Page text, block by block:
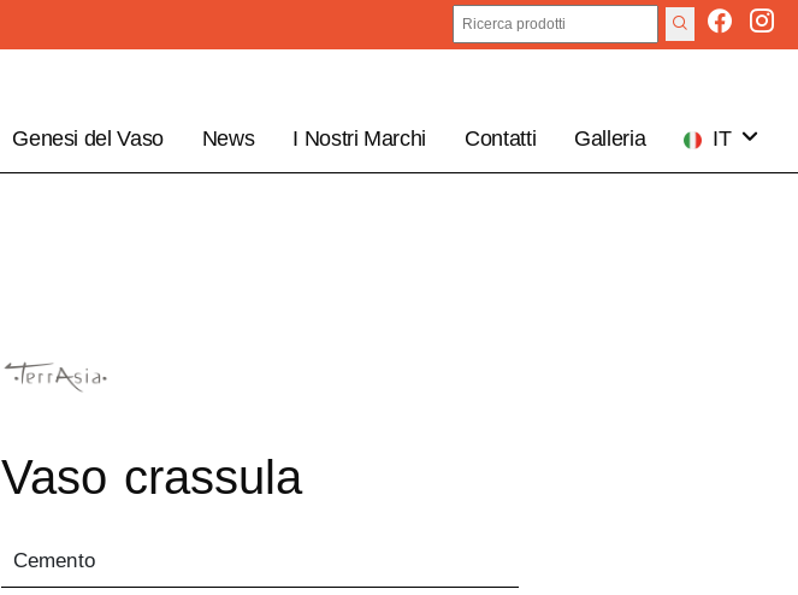
Genesi del Vaso News I Nostri Marchi Contatti Galleria
IT
Vaso crassula
Cemento